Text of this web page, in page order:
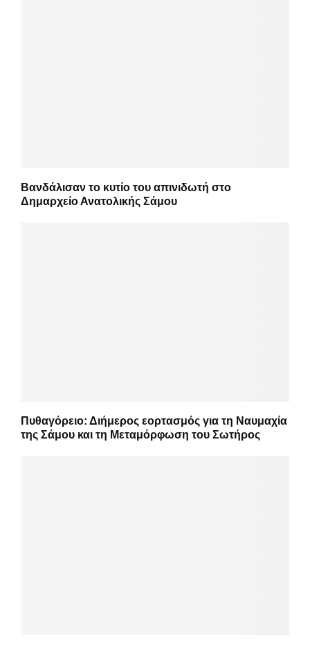
Βανδάλισαν το κυτίο του απινιδωτή στο
Δημαρχείο Ανατολικής Σάμου
Πυθαγόρειο: Διήμερος εορτασμός για τη Ναυμαχία
της Σάμου και τη Μεταμόρφωση του Σωτήρος